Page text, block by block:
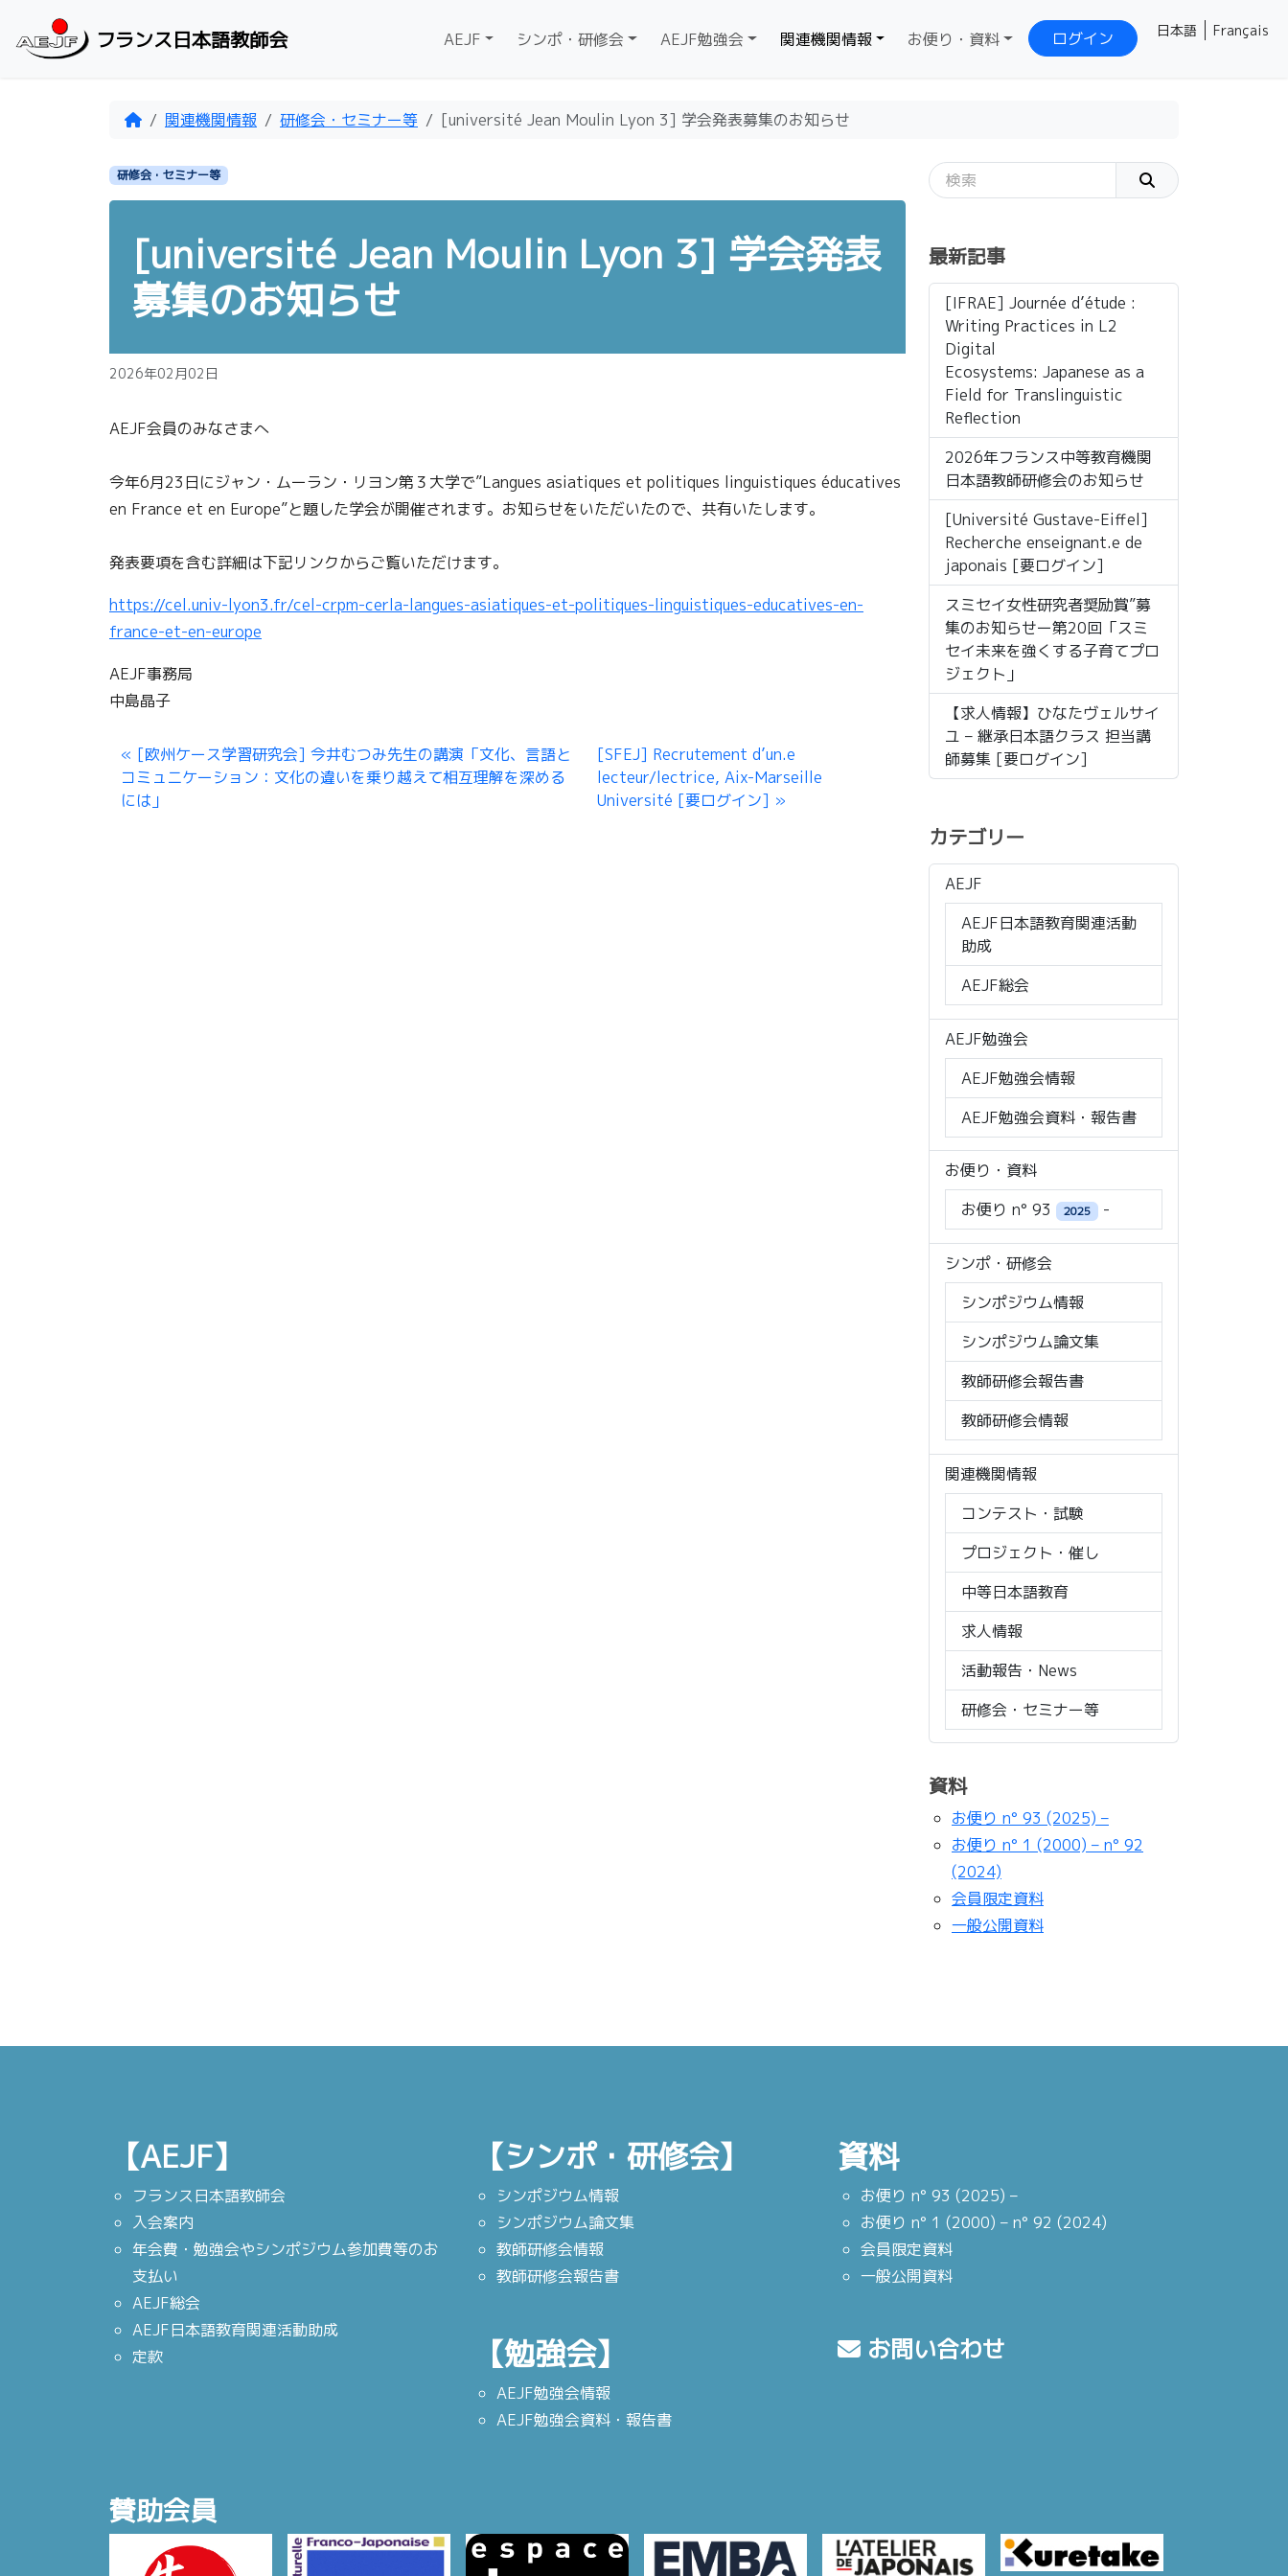
フランス日本語教師会 AEJF シンポ・研修会 AEJF勉強会 関連機関情報 お便り・資料 ログイン Français
日本語
Home関連機関情報 研修会・セミナー等 [université Jean Moulin Lyon 3] 学会発表募集のお知らせ
研修会・セミナー等
[université Jean Moulin Lyon 3] 学会発表
募集のお知らせ
2026年02月02日
AEJF会員のみなさまへ
今年6月23日にジャン・ムーラン・リヨン第３大学で”Langues asiatiques et politiques linguistiques éducatives
en France et en Europe”と題した学会が開催されます。お知らせをいただいたので、共有いたします。
発表要項を含む詳細は下記リンクからご覧いただけます。
https://cel.univ-lyon3.fr/cel-crpm-cerla-langues-asiatiques-et-politiques-linguistiques-educatives-en-
france-et-en-europe
AEJF事務局
中島晶子
[欧州ケース学習研究会] 今井むつみ先生の講演「文化、言語と
コミュニケーション：文化の違いを乗り越えて相互理解を深める
には」
[SFEJ] Recrutement d’un.e
lecteur/lectrice, Aix-Marseille
Université [要ログイン]
最新記事
[IFRAE] Journée d’étude :
Writing Practices in L2
Digital
Ecosystems: Japanese as a
Field for Translinguistic
Reflection
2026年フランス中等教育機関
日本語教師研修会のお知らせ
[Université Gustave-Eiffel]
Recherche enseignant.e de
japonais [要ログイン]
スミセイ女性研究者奨励賞”募
集のお知らせー第20回「スミ
セイ未来を強くする子育てプロ
ジェクト」
【求人情報】ひなたヴェルサイ
ユ – 継承日本語クラス 担当講
師募集 [要ログイン]
カテゴリー
AEJF
AEJF日本語教育関連活動
助成
AEJF総会
AEJF勉強会
AEJF勉強会情報
AEJF勉強会資料・報告書
お便り・資料
お便り n° 93
2025 -
シンポ・研修会
シンポジウム情報
シンポジウム論文集
教師研修会報告書
教師研修会情報
関連機関情報
コンテスト・試験
プロジェクト・催し
中等日本語教育
求人情報
活動報告・News
研修会・セミナー等
資料
お便り n° 93 (2025) –
お便り n° 1 (2000) – n° 92
(2024)
会員限定資料
一般公開資料
【AEJF】
フランス日本語教師会
入会案内
年会費・勉強会やシンポジウム参加費等のお
支払い
AEJF総会
AEJF日本語教育関連活動助成
定款
【シンポ・研修会】
シンポジウム情報
シンポジウム論文集
教師研修会情報
教師研修会報告書
【勉強会】
AEJF勉強会情報
AEJF勉強会資料・報告書
資料
お便り n° 93 (2025) –
お便り n° 1 (2000) – n° 92 (2024)
会員限定資料
一般公開資料
お問い合わせ
賛助会員